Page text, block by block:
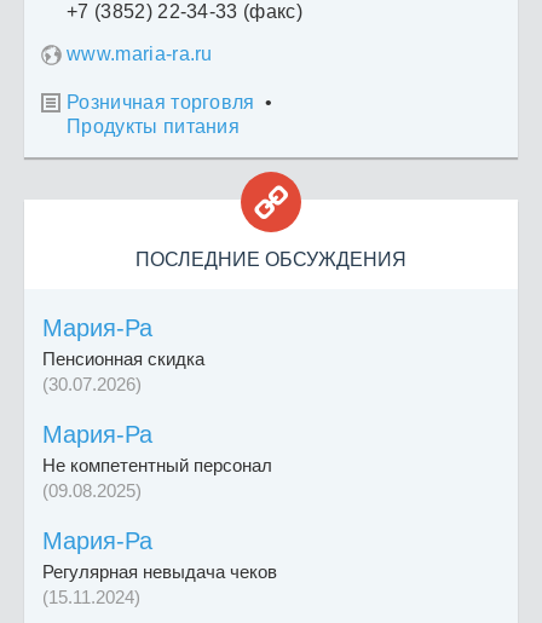
+7 (3852) 22-34-33 (факс)
www.maria-ra.ru
 Розничная торговля •
Продукты питания

ПОСЛЕДНИЕ ОБСУЖДЕНИЯ
Мария-Ра
Пенсионная скидка
(30.07.2026)
Мария-Ра
Не компетентный персонал
(09.08.2025)
Мария-Ра
Регулярная невыдача чеков
(15.11.2024)